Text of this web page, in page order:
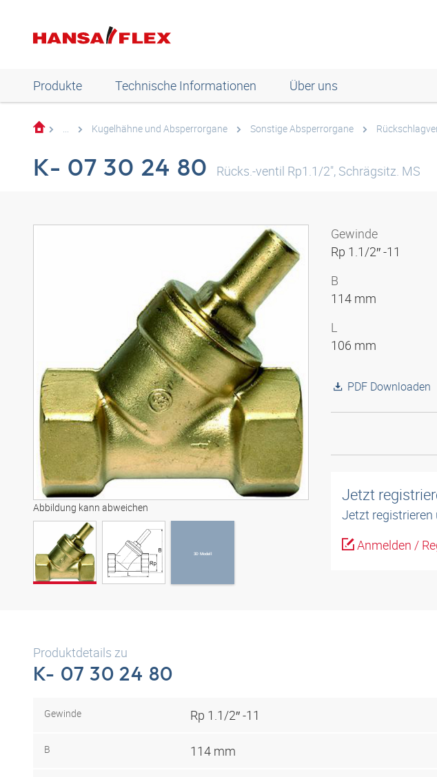
Produkte Technische Informationen Über uns
... Kugelhähne und Absperrorgane Sonstige Absperrorgane
K- 07 30 24 80 Rücks.-ventil Rp1.1/2", Schrägsitz. MS
Abbildung kann abweichen
3D Modell
3D Modell
Gewinde
Rp 1.1/2″ -11
B
114 mm
L
106 mm
PDF Downloaden
Jetzt
Jetzt registrieren
Anmelden /
Produktdetails zu
K- 07 30 24 80
Gewinde Rp 1.1/2″ -11
B 114 mm